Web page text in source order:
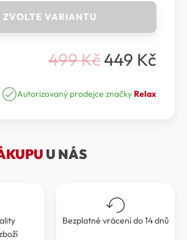
ZVOLTE VARIANTU
499Kč
Původní
byla:
449 Kč
Aktuální
je:
Autorizovaný prodejce značky Relax
U NÁS
Bezplatné vrácení do 14 dnů